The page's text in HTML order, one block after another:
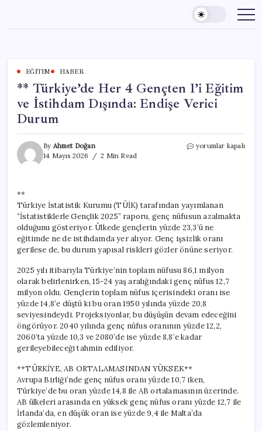
content
EĞITIM HABER
** Türkiye’de Her 4 Gençten 1’i Eğitim
ve İstihdam Dışında: Endişe Verici
Durum
By Ahmet Doğan
14 Mayıs 2026
2 Min Read
**
Eğitim
ve
İstihdam
Dışında:
Verici
için
yorumlar kapalı
**
Türkiye İstatistik Kurumu (TÜİK) tarafından yayımlanan
“İstatistiklerle Gençlik 2025” raporu, genç nüfusun azalmakta
olduğunu gösteriyor. Ülkede gençlerin yüzde 23,3’ü ne
eğitimde ne de istihdamda yer alıyor. Genç işsizlik oranı
gerilese de, bu durum yapısal riskleri gözler önüne seriyor.
2025 yılı itibarıyla Türkiye’nin toplam nüfusu 86,1 milyon
olarak belirlenirken, 15-24 yaş aralığındaki genç nüfus 12,7
milyon oldu. Gençlerin toplam nüfus içerisindeki oranı ise
yüzde 14,8’e düştü ki bu oran 1950 yılında yüzde 20,8
seviyesindeydi. Projeksiyonlar, bu düşüşün devam edeceğini
öngörüyor. 2040 yılında genç nüfus oranının yüzde 12,2,
2060’ta yüzde 10,3 ve 2080’de ise yüzde 8,8’e kadar
gerileyebileceği tahmin ediliyor.
**TÜRKİYE, AB ORTALAMASINDAN YÜKSEK**
Avrupa Birliği’nde genç nüfus oranı yüzde 10,7 iken,
Türkiye’de bu oran yüzde 14,8 ile AB ortalamasının üzerinde.
AB ülkeleri arasında en yüksek genç nüfus oranı yüzde 12,7 ile
İrlanda’da, en düşük oran ise yüzde 9,4 ile Malta’da
gözlemleniyor.